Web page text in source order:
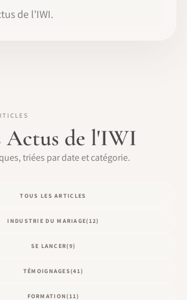
de l'IWI.
de l'IWI
triées par date et catégorie.
TOUS LES ARTICLES
INDUSTRIE DU MARIAGE(12)
SE LANCER(9)
TÉMOIGNAGES(41)
FORMATION(11)